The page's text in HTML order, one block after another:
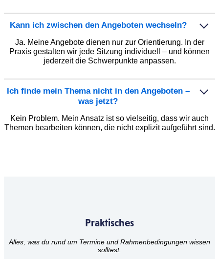
Kann ich zwischen den Angeboten wechseln?
Ja. Meine Angebote dienen nur zur Orientierung. In der
Praxis gestalten wir jede Sitzung individuell – und können
jederzeit die Schwerpunkte anpassen.
Ich finde mein Thema nicht in den Angeboten –
was jetzt?
Kein Problem. Mein Ansatz ist so vielseitig, dass wir auch
Themen bearbeiten können, die nicht explizit aufgeführt sind.
Praktisches
Alles, was du rund um Termine und Rahmenbedingungen wissen
solltest.